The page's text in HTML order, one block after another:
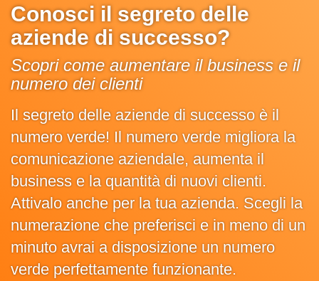
Conosci il segreto delle
aziende di successo?
Scopri come aumentare il business e il
numero dei clienti
Il segreto delle aziende di successo è il
numero verde! Il numero verde migliora la
comunicazione aziendale, aumenta il
business e la quantità di nuovi clienti.
Attivalo anche per la tua azienda. Scegli la
numerazione che preferisci e in meno di un
minuto avrai a disposizione un numero
verde perfettamente funzionante.